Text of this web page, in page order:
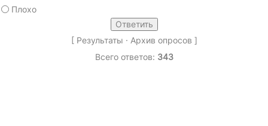
Плохо
[ Результаты · Архив опросов ]
Всего ответов: 343